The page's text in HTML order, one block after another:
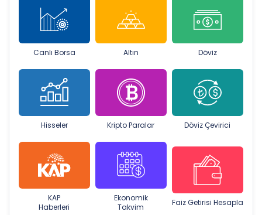
Canlı Borsa Altın Döviz
Hisseler Kripto Paralar Döviz Çevirici
KAP
Haberleri
Ekonomik
Takvim
Faiz Getirisi Hesapla